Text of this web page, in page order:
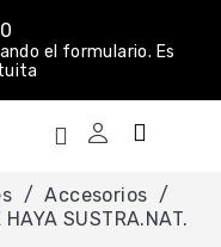
el formulario. Es
Accesorios
HAYA SUSTRA.NAT.